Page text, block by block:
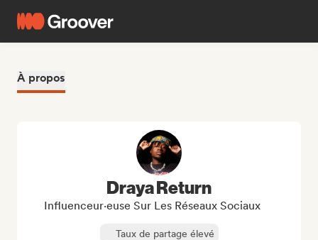
À propos
Draya Return
Influenceur·euse Sur Les Réseaux Sociaux
Taux de partage élevé